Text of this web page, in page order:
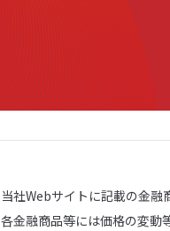
当社Webサイトに記載の金融
各金融商品等には価格の変動